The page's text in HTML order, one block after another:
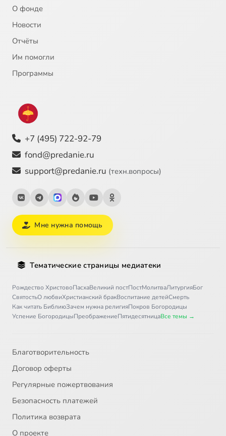
О фонде
Новости
Отчёты
Им помогли
Программы
+7 (495) 722-92-79
fond@predanie.ru
support@predanie.ru (техн.вопросы)
Мне нужна помощь
Тематические страницы медиатеки
Рождество ХристовоПасхаВеликий постПостМолитваЛитургияБог
СвятостьО любвиХристианский бракВоспитание детейСмерть
Как читать БиблиюЗачем нужна религияПокров Богородицы
Успение БогородицыПреображениеПятидесятницаВсе темы →
Благотворительность
Договор оферты
Регулярные пожертвования
Безопасность платежей
Политика возврата
О проекте